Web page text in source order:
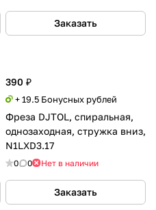
Заказать
390 ₽
+ 19.5 Бонусных рублей
Фреза DJTOL, спиральная,
однозаходная, стружка вниз,
N1LXD3.17
0 0 Нет в наличии
Заказать